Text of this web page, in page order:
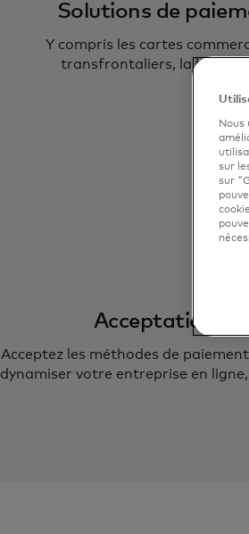
Solutions de
Y compris les cartes
transfrontaliers, la
Acceptation
Acceptez les méthodes de
dynamiser votre entreprise en
Nous
sur
sur